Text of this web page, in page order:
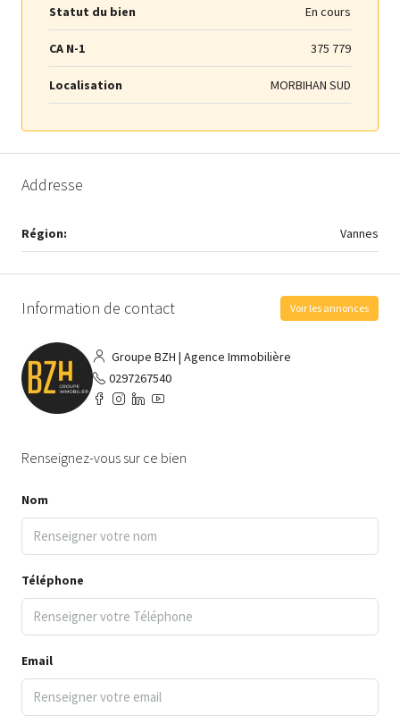
Statut du bien En cours
CA N-1 375 779
Localisation MORBIHAN SUD
Addresse
Région: Vannes
Information de contact Voir les annonces
Groupe BZH | Agence Immobilière
0297267540
Renseignez-vous sur ce bien
Nom
Téléphone
Email